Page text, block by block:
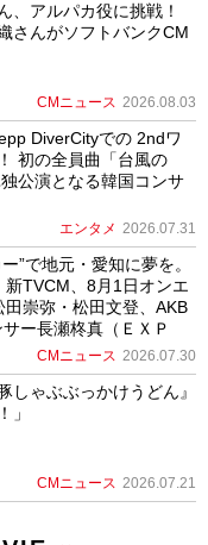
、アルパカ役に挑戦！
さんがソフトバンクCM
CMニュース 2026.08.03
DiverCityでの 2ndワ
初の全員曲「台風の
公演となる韓国コンサ
エンタメ 2026.07.31
”で地元・愛知に夢を。
TVCM、8月1日オンエ
崇弥・松田文登、AKB
ー長瀬柊真（ＥＸＰ
CMニュース 2026.07.30
しゃぶぶっかけうどん』
」
CMニュース 2026.07.21